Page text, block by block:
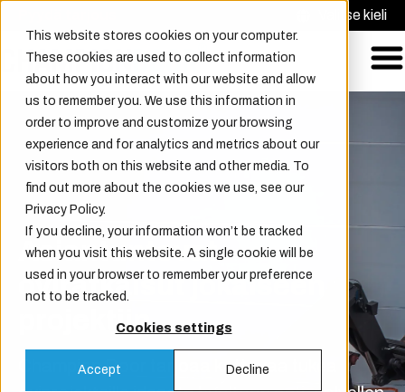
This website stores cookies on your computer.
These cookies are used to collect information
about how you interact with our website and allow
us to remember you. We use this information in
order to improve and customize your browsing
experience and for analytics and metrics about our
visitors both on this website and other media. To
find out more about the cookies we use, see our
Privacy Policy.
If you decline, your information won’t be tracked
when you visit this website. A single cookie will be
used in your browser to remember your preference
not to be tracked.
Cookies settings
Accept Decline
Valitse kieli
Asiantuntevat
oviratkaisut jokaiseen
projektiin
Champion Door tarjoaa kattavaa tukea